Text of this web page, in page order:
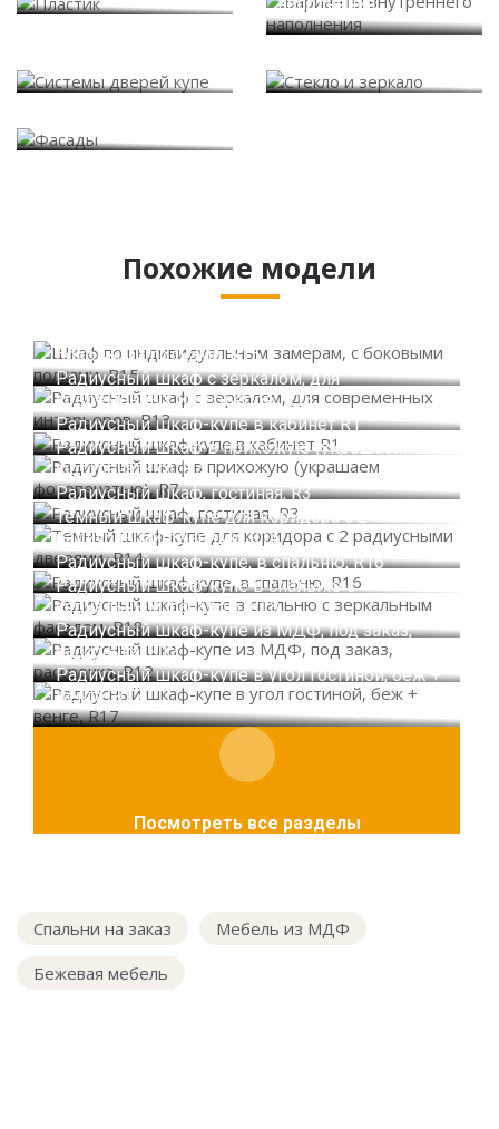
наполнения
Похожие модели
боковыми полками, R15
Радиусный шкаф с зеркалом, для
современных интерьеров, R13
Радиусный шкаф-купе в кабинет R1
Радиусный шкаф в прихожую (украшаем
фотопечатью), R7
Радиусный шкаф, гостиная, R3
Темный шкаф-купе для коридора с 2
радиусными дверями, R14
Радиусный шкаф-купе, в спальню, R16
Радиусный шкаф-купе в спальню с
зеркальным фасадом, R18
Радиусный шкаф-купе из МДФ, под заказ,
рассрочка, R12
Радиусный шкаф-купе в угол гостиной, беж +
венге, R17
Посмотреть все разделы
Спальни на заказ
Мебель из МДФ
Бежевая мебель